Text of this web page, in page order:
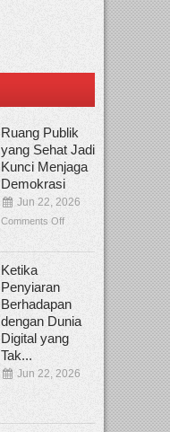
Ruang Publik
yang Sehat Jadi
Kunci Menjaga
Demokrasi
Jun 22, 2026
Comments Off
Ketika
Penyiaran
Berhadapan
dengan Dunia
Digital yang
Tak...
Jun 22, 2026